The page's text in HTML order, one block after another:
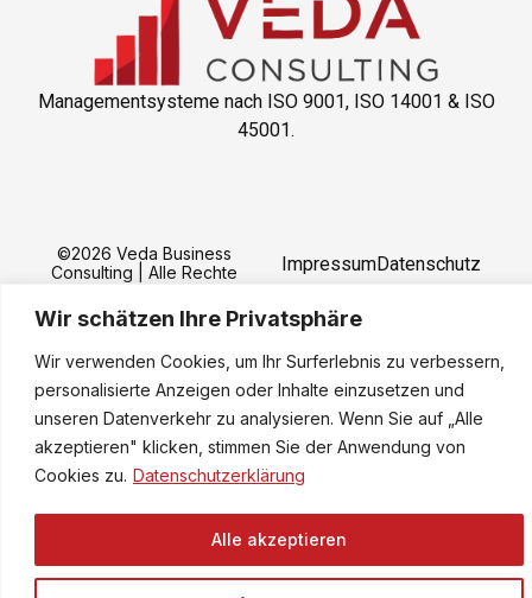
Wir schätzen Ihre Privatsphäre
Wir verwenden Cookies, um Ihr Surferlebnis zu verbessern,
personalisierte Anzeigen oder Inhalte einzusetzen und
unseren Datenverkehr zu analysieren. Wenn Sie auf „Alle
akzeptieren" klicken, stimmen Sie der Anwendung von
Cookies zu. Datenschutzerklärung
Alle akzeptieren
Managementsysteme nach ISO 9001, ISO 14001 & ISO
45001.
©2026 Veda Business
Consulting | Alle Rechte
Perfomedia
ImpressumDatenschutz